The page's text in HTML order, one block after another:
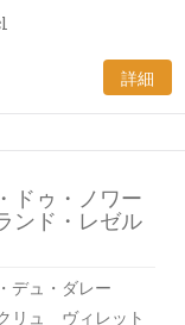
cl
詳細
ドゥ・ノワー
ンド・レゼル
デュ・ダレー
リュ ヴィレット